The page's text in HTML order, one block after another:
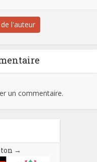
l'auteur
un commentaire.
→